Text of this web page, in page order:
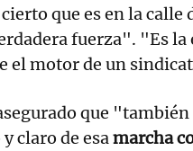
que es en la calle
fuerza". "Es la
el motor de un
que
claro de esamarcha